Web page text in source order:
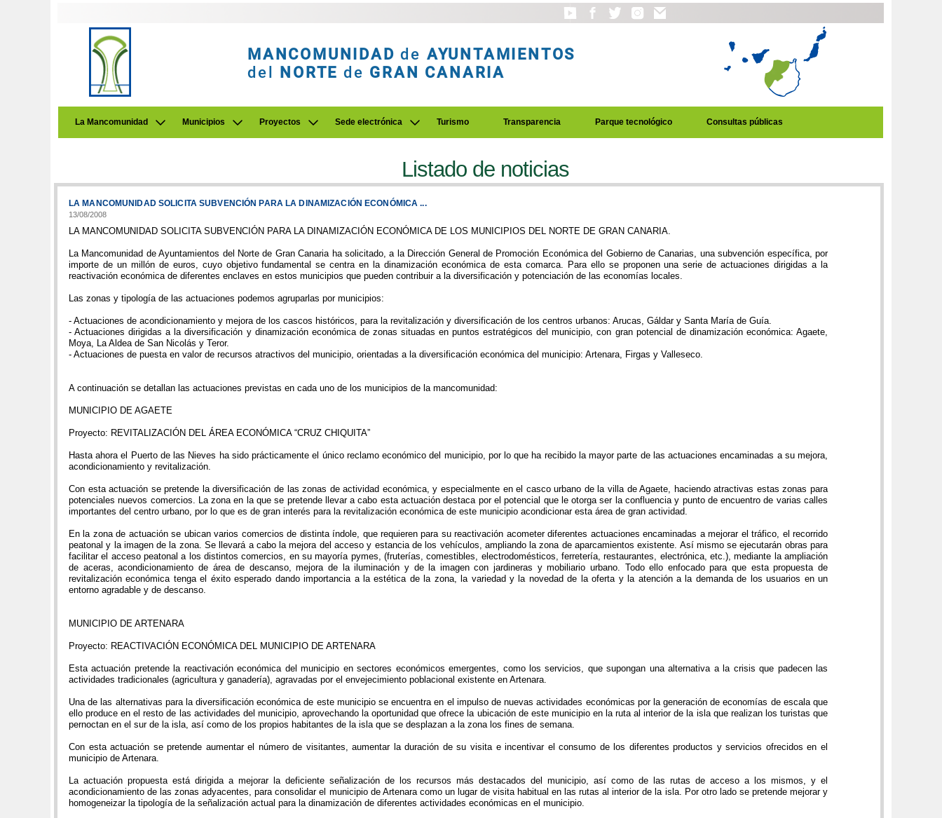
MANCOMUNIDAD de AYUNTAMIENTOS
del NORTE de GRAN CANARIA
La Mancomunidad Municipios Proyectos Sede electrónica Turismo Transparencia Parque tecnológico Consultas públicas
Listado de noticias
LA MANCOMUNIDAD SOLICITA SUBVENCIÓN PARA LA DINAMIZACIÓN ECONÓMICA ...
13/08/2008
LA MANCOMUNIDAD SOLICITA SUBVENCIÓN PARA LA DINAMIZACIÓN ECONÓMICA DE LOS MUNICIPIOS DEL NORTE DE GRAN CANARIA.
La Mancomunidad de Ayuntamientos del Norte de Gran Canaria ha solicitado, a la Dirección General de Promoción Económica del Gobierno de Canarias, una subvención específica, por
importe de un millón de euros, cuyo objetivo fundamental se centra en la dinamización económica de esta comarca. Para ello se proponen una serie de actuaciones dirigidas a la
reactivación económica de diferentes enclaves en estos municipios que pueden contribuir a la diversificación y potenciación de las economías locales.
Las zonas y tipología de las actuaciones podemos agruparlas por municipios:
- Actuaciones de acondicionamiento y mejora de los cascos históricos, para la revitalización y diversificación de los centros urbanos: Arucas, Gáldar y Santa María de Guía.
- Actuaciones dirigidas a la diversificación y dinamización económica de zonas situadas en puntos estratégicos del municipio, con gran potencial de dinamización económica: Agaete,
Moya, La Aldea de San Nicolás y Teror.
- Actuaciones de puesta en valor de recursos atractivos del municipio, orientadas a la diversificación económica del municipio: Artenara, Firgas y Valleseco.
A continuación se detallan las actuaciones previstas en cada uno de los municipios de la mancomunidad:
MUNICIPIO DE AGAETE
Proyecto: REVITALIZACIÓN DEL ÁREA ECONÓMICA “CRUZ CHIQUITA”
Hasta ahora el Puerto de las Nieves ha sido prácticamente el único reclamo económico del municipio, por lo que ha recibido la mayor parte de las actuaciones encaminadas a su mejora,
acondicionamiento y revitalización.
Con esta actuación se pretende la diversificación de las zonas de actividad económica, y especialmente en el casco urbano de la villa de Agaete, haciendo atractivas estas zonas para
potenciales nuevos comercios. La zona en la que se pretende llevar a cabo esta actuación destaca por el potencial que le otorga ser la confluencia y punto de encuentro de varias calles
importantes del centro urbano, por lo que es de gran interés para la revitalización económica de este municipio acondicionar esta área de gran actividad.
En la zona de actuación se ubican varios comercios de distinta índole, que requieren para su reactivación acometer diferentes actuaciones encaminadas a mejorar el tráfico, el recorrido
peatonal y la imagen de la zona. Se llevará a cabo la mejora del acceso y estancia de los vehículos, ampliando la zona de aparcamientos existente. Así mismo se ejecutarán obras para
facilitar el acceso peatonal a los distintos comercios, en su mayoría pymes, (fruterías, comestibles, electrodomésticos, ferretería, restaurantes, electrónica, etc.), mediante la ampliación
de aceras, acondicionamiento de área de descanso, mejora de la iluminación y de la imagen con jardineras y mobiliario urbano. Todo ello enfocado para que esta propuesta de
revitalización económica tenga el éxito esperado dando importancia a la estética de la zona, la variedad y la novedad de la oferta y la atención a la demanda de los usuarios en un
entorno agradable y de descanso.
MUNICIPIO DE ARTENARA
Proyecto: REACTIVACIÓN ECONÓMICA DEL MUNICIPIO DE ARTENARA
Esta actuación pretende la reactivación económica del municipio en sectores económicos emergentes, como los servicios, que supongan una alternativa a la crisis que padecen las
actividades tradicionales (agricultura y ganadería), agravadas por el envejecimiento poblacional existente en Artenara.
Una de las alternativas para la diversificación económica de este municipio se encuentra en el impulso de nuevas actividades económicas por la generación de economías de escala que
ello produce en el resto de las actividades del municipio, aprovechando la oportunidad que ofrece la ubicación de este municipio en la ruta al interior de la isla que realizan los turistas que
pernoctan en el sur de la isla, así como de los propios habitantes de la isla que se desplazan a la zona los fines de semana.
Con esta actuación se pretende aumentar el número de visitantes, aumentar la duración de su visita e incentivar el consumo de los diferentes productos y servicios ofrecidos en el
municipio de Artenara.
La actuación propuesta está dirigida a mejorar la deficiente señalización de los recursos más destacados del municipio, así como de las rutas de acceso a los mismos, y el
acondicionamiento de las zonas adyacentes, para consolidar el municipio de Artenara como un lugar de visita habitual en las rutas al interior de la isla. Por otro lado se pretende mejorar y
homogeneizar la tipología de la señalización actual para la dinamización de diferentes actividades económicas en el municipio.